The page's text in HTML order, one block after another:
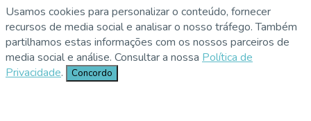
Usamos cookies para personalizar o conteúdo, fornecer
recursos de media social e analisar o nosso tráfego. Também
partilhamos estas informações com os nossos parceiros de
media social e análise. Consultar a nossa Política de
Privacidade. Concordo